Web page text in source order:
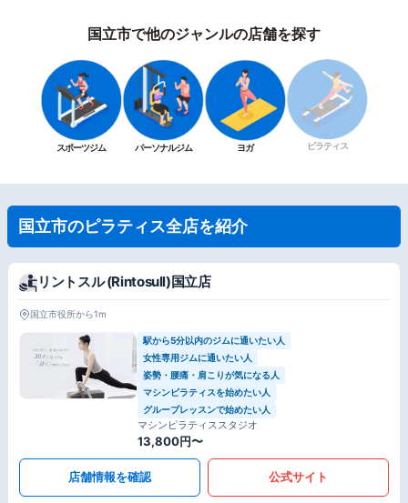
国立市で他のジャンルの店舗を探す
スポーツジム パーソナルジム ヨガ ピラティス
国立市のピラティス全店を紹介
リントスル (Rintosull)国立店
国立市役所から1m
駅から5分以内のジムに通いたい人
女性専用ジムに通いたい人
姿勢・腰痛・肩こりが気になる人
マシンピラティスを始めたい人
グループレッスンで始めたい人
マシンピラティススタジオ
13,800円〜
店舗情報を確認 公式サイト